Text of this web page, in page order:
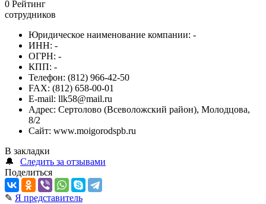
0 Рейтинг
сотрудников
Юридическое наименование компании: -
ИНН: -
ОГРН: -
КПП: -
Телефон: (812) 966-42-50
FAX: (812) 658-00-01
E-mail: llk58@mail.ru
Адрес: Сертолово (Всеволожский район), Молодцова,
8/2
Сайт: www.moigorodspb.ru
В закладки
🔔
Следить за отзывами
Поделиться
✎ Я представитель